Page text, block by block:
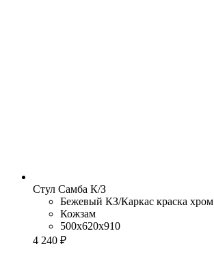
Стул Самба К/З
Бежевый КЗ/Каркас краска хром
Кожзам
500x620x910
4 240 ₽